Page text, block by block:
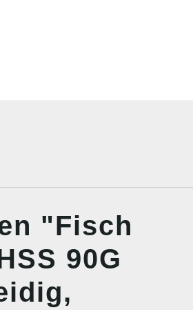
"Fisch
90G